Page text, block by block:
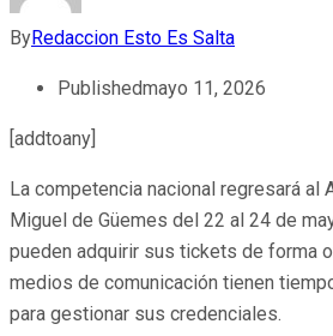
ByRedaccion Esto Es Salta
Publishedmayo 11, 2026
[addtoany]
La competencia nacional regresará al
Miguel de Güemes del 22 al 24 de
pueden adquirir sus tickets de forma
medios de comunicación tienen
para gestionar sus credenciales.